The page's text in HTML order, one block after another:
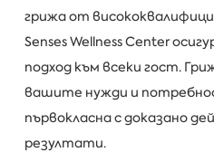
грижа от
Senses Wellness Center
подход към всеки гост.
вашите нужди и
първокласна с доказано
резултати.